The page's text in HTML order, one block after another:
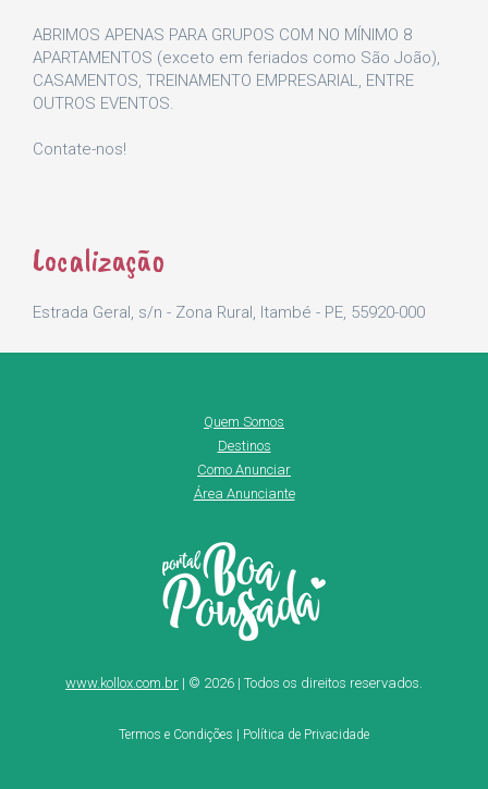
ABRIMOS APENAS PARA GRUPOS COM NO MÍNIMO 8
APARTAMENTOS (exceto em feriados como São João),
CASAMENTOS, TREINAMENTO EMPRESARIAL, ENTRE
OUTROS EVENTOS.
Contate-nos!
Localização
Estrada Geral, s/n - Zona Rural, Itambé - PE, 55920-000
Quem Somos
Destinos
Como Anunciar
Área Anunciante
www.kollox.com.br | © 2026 | Todos os direitos reservados.
Termos e Condições Política de Privacidade